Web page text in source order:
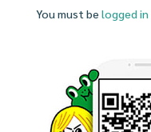
You must be logged in